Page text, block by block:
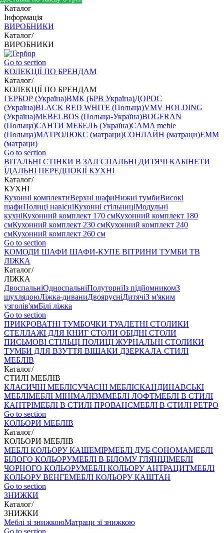
Каталог
Інформація
ВИРОБНИКИ
Каталог/
ВИРОБНИКИ
Go to section
КОЛЕКЦІЇ ПО БРЕНДАМ
Каталог/
КОЛЕКЦІЇ ПО БРЕНДАМ
ГЕРБОР (Україна)ВМК (БРВ Україна)ДОРОС
(Україна)BLACK RED WHITE (Польща)VMV HOLDING
(Україна)MEBELBOS (Польща-Україна)BOGFRAN
(Польща)САНТИ МЕБЕЛЬ (Україна)CAMA meble
(Польща)МАТРОЛЮКС (матраци)СОНЛАЙН (матраци)EMM
(матраци)
Go to section
ВIТАЛЬНI СТІНКИ В ЗАЛ СПАЛЬНІ ДИТЯЧІ КАБІНЕТИ
ЇДАЛЬНI ПЕРЕДПОКІЇ КУХНІ
Каталог/
КУХНІ
Кухонні комплектиВерхні шафиНижні тумбиВисокі
шафиПолиці навісніКухонні стільниціМодульні
кухніКухонний комплект 170 смКухонний комплект 180
смКухонний комплект 230 смКухонний комплект 240
смКухонний комплект 260 см
Go to section
КОМОДИ ШАФИ ШАФИ-КУПЕ ВІТРИНИ ТУМБИ ТВ
ЛІЖКА
Каталог/
ЛІЖКА
ДвоспальніОдноспальніПолуторніІз підйомникомЗ
шухлядоюЛіжка-диваниДвоярусніДитячіЗ м'яким
узголів'ямБілі ліжка
Go to section
ПРИКРОВАТНІ ТУМБОЧКИ ТУАЛЕТНІ СТОЛИКИ
СТЕЛЛАЖІ ДЛЯ КНИГ СТОЛИ ОБІДНІ СТОЛИ
ПИСЬМОВІ СТІЛЬЦI ПОЛИЦІ ЖУРНАЛЬНІ СТОЛИКИ
ТУМБИ ДЛЯ ВЗУТТЯ ВІШАКИ ДЗЕРКАЛА СТИЛІ
МЕБЛІВ
Каталог/
СТИЛІ МЕБЛІВ
КЛАСИЧНІ МЕБЛІСУЧАСНІ МЕБЛІСКАНДИНАВСЬКІ
МЕБЛІМЕБЛІ МІНІМАЛІЗММЕБЛІ ЛОФТМЕБЛІ В СТИЛІ
КАНТРІМЕБЛІ В СТИЛІ ПРОВАНСМЕБЛІ В СТИЛІ РЕТРО
Go to section
КОЛЬОРИ МЕБЛІВ
Каталог/
КОЛЬОРИ МЕБЛІВ
МЕБЛІ КОЛЬОРУ КАШЕМІРМЕБЛІ ДУБ СОНОМАМЕБЛІ
БІЛОГО КОЛЬОРУМЕБЛІ В БІЛОМУ ГЛЯНЦІМЕБЛІ
ЧОРНОГО КОЛЬОРУМЕБЛІ КОЛЬОРУ АНТРАЦИТМЕБЛІ
КОЛЬОРУ ВЕНГЕМЕБЛІ КОЛЬОРУ КАШТАН
Go to section
ЗНИЖКИ
Каталог/
ЗНИЖКИ
Меблі зі знижкоюМатраци зі знижкою
Go to section